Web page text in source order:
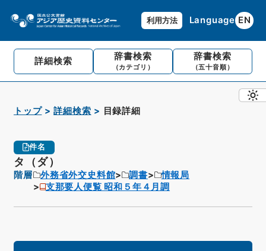
利用方法 Language EN
詳細検索 辞書検索
（カテゴリ）
辞書検索
（五十音順）
トップ 詳細検索 目録詳細
件名
タ（ダ）
階層 外務省外交史料館 調書
情報局
支那要人便覧 昭和５年４月調